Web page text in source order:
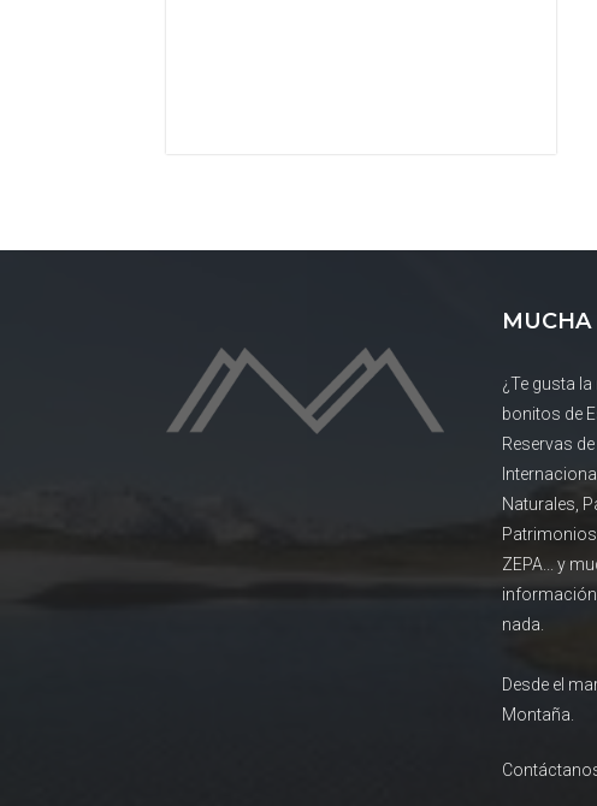
¿Te gusta
bonitos de
Reservas
Naturales,
Patrimonios
ZEPA... y
información
nada.
Desde el
Montaña.